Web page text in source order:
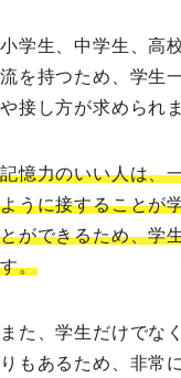
小学生、中学生、高
流を持つため、学生
や接し方が求められ
記憶力のいい人は、
ように接することが
とができるため、学
す。
また、学生だけでな
りもあるため、非常